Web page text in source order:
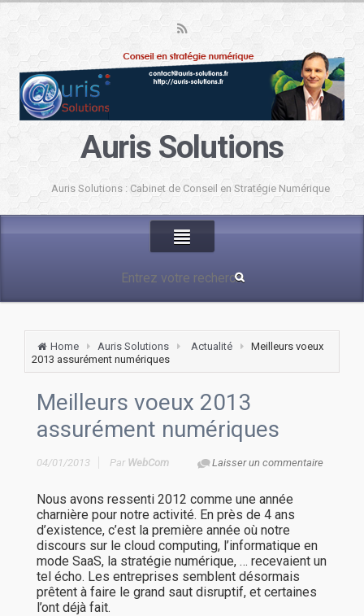
Auris Solutions
Auris Solutions : Cabinet de Conseil en Stratégie Numérique
Home Auris Solutions Actualité
Meilleurs voeux
2013 assurément numériques
Meilleurs voeux 2013
assurément numériques
04/01/2013 Laisser un commentaire
Par WebCom
Nous avons ressenti 2012 comme une année
charnière pour notre activité. En près de 4 ans
d’existence, c’est la première année où notre
discours sur le cloud computing, l’informatique en
mode SaaS, la stratégie numérique, … recevaient un
tel écho. Les entreprises semblent désormais
prêtent à faire le grand saut disruptif, et certaines
l’ont déjà fait.